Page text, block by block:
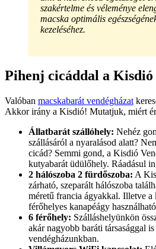
szakértelme és véleménye
macska optimális
kezeléséhez.
Pihenj cicáddal a Kisdió
Valóban macskabarát vendégházat
Akkor irány a Kisdió! Mutatjuk, miért
Állatbarát szállóhely: Nehéz
szállásáról a nyaralásod alatt?
cicád? Semmi gond, a Kisdió
kutyabarát üdülőhely. Ráadásul
2 hálószoba 2 fürdőszoba: A
zárható, szeparált hálószoba
méretű francia ágyakkal. Illetve a
férőhelyes kanapéágy
6 férőhely: Szálláshelyünkön
akár nagyobb baráti társasággal
vendégházunkban.